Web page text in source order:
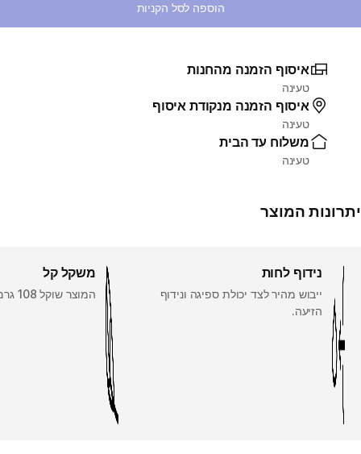
הוספה לסל הקניות
איסוף הזמנה מהחנות
טעינה
איסוף הזמנה מנקודת איסוף
טעינה
משלוח עד הבית
טעינה
יתרונות המוצר
נידוף לחות
ייבוש מהיר לצד יכולת ספיגה ונידוף
הזיעה.
משקל קל
המוצר שוקל 108 גרם במידה L